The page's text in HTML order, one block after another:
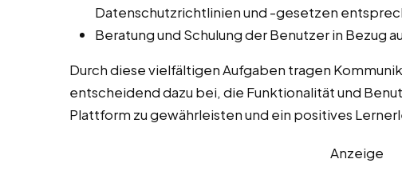
Datenschutzrichtlinien und -gesetzen
Beratung und Schulung der Benutzer in Bezug
Durch diese vielfältigen Aufgaben tragen
entscheidend dazu bei, die Funktionalität und
Plattform zu gewährleisten und ein positives
Anzeige